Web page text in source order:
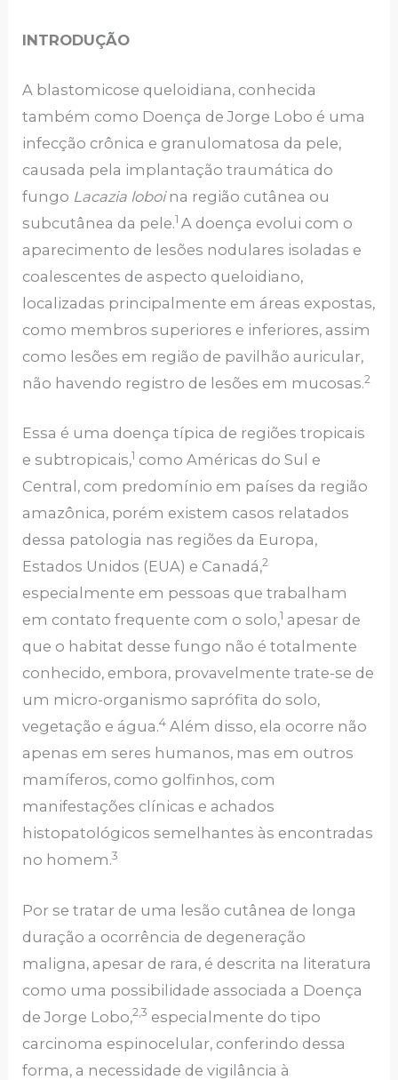
INTRODUÇÃO
A blastomicose queloidiana, conhecida
também como Doença de Jorge Lobo é uma
infecção crônica e granulomatosa da pele,
causada pela implantação traumática do
fungo Lacazia loboina região cutânea ou
subcutânea da pele.1 A doença evolui com o
aparecimento de lesões nodulares isoladas e
coalescentes de aspecto queloidiano,
localizadas principalmente em áreas expostas,
como membros superiores e inferiores, assim
como lesões em região de pavilhão auricular,
não havendo registro de lesões em mucosas.2
Essa é uma doença típica de regiões tropicais
e subtropicais,1 como Américas do Sul e
Central, com predomínio em países da região
amazônica, porém existem casos relatados
dessa patologia nas regiões da Europa,
Estados Unidos (EUA) e Canadá,2
especialmente em pessoas que trabalham
em contato frequente com o solo,1 apesar de
que o habitat desse fungo não é totalmente
conhecido, embora, provavelmente trate-se de
um micro-organismo saprófita do solo,
vegetação e água.4 Além disso, ela ocorre não
apenas em seres humanos, mas em outros
mamíferos, como golfinhos, com
manifestações clínicas e achados
histopatológicos semelhantes às encontradas
no homem.3
Por se tratar de uma lesão cutânea de longa
duração a ocorrência de degeneração
maligna, apesar de rara, é descrita na literatura
como uma possibilidade associada a Doença
de Jorge Lobo,2,3 especialmente do tipo
carcinoma espinocelular, conferindo dessa
forma, a necessidade de vigilância à